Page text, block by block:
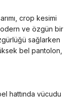
crop kesimi
ve özgün bir
sağlarken
bel pantolon,
hattında vücudu